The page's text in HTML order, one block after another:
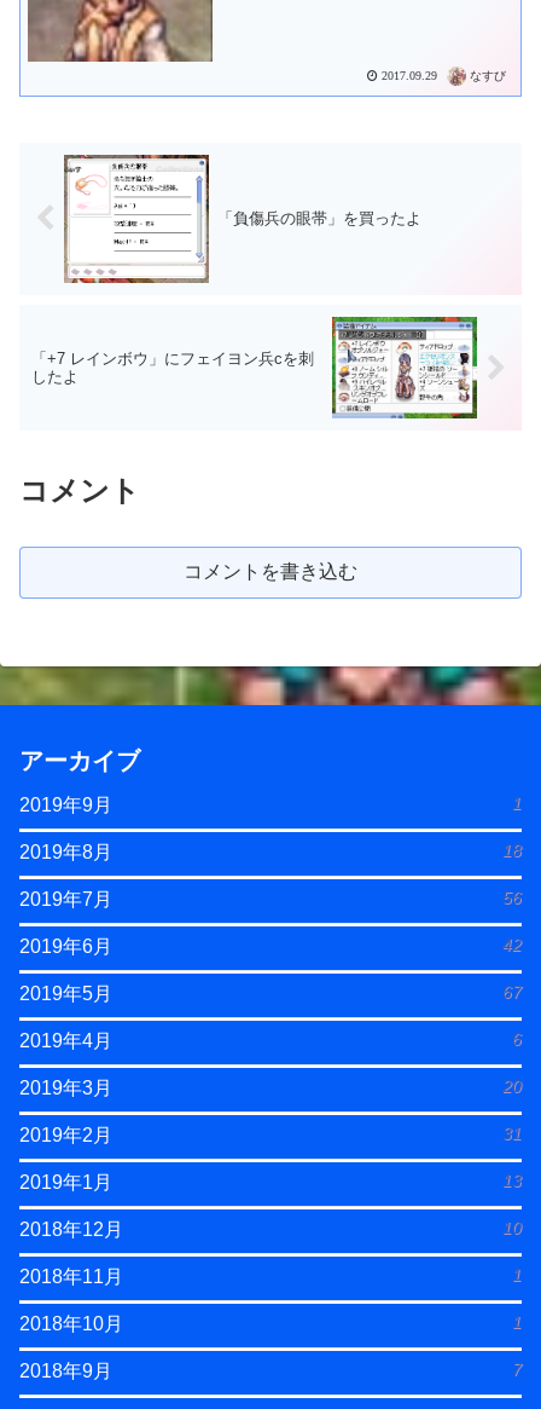
2017.09.29 なすび
「負傷兵の眼帯」を買ったよ
「+7 レインボウ」にフェイヨン兵cを刺
したよ
コメント
コメントを書き込む
アーカイブ
2019年9月 1
2019年8月 18
2019年7月 56
2019年6月 42
2019年5月 67
2019年4月 6
2019年3月 20
2019年2月 31
2019年1月 13
2018年12月 10
2018年11月 1
2018年10月 1
2018年9月 7